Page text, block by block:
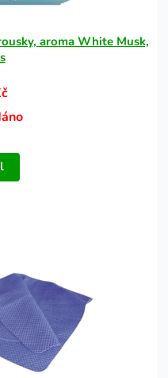
aroma White Musk,